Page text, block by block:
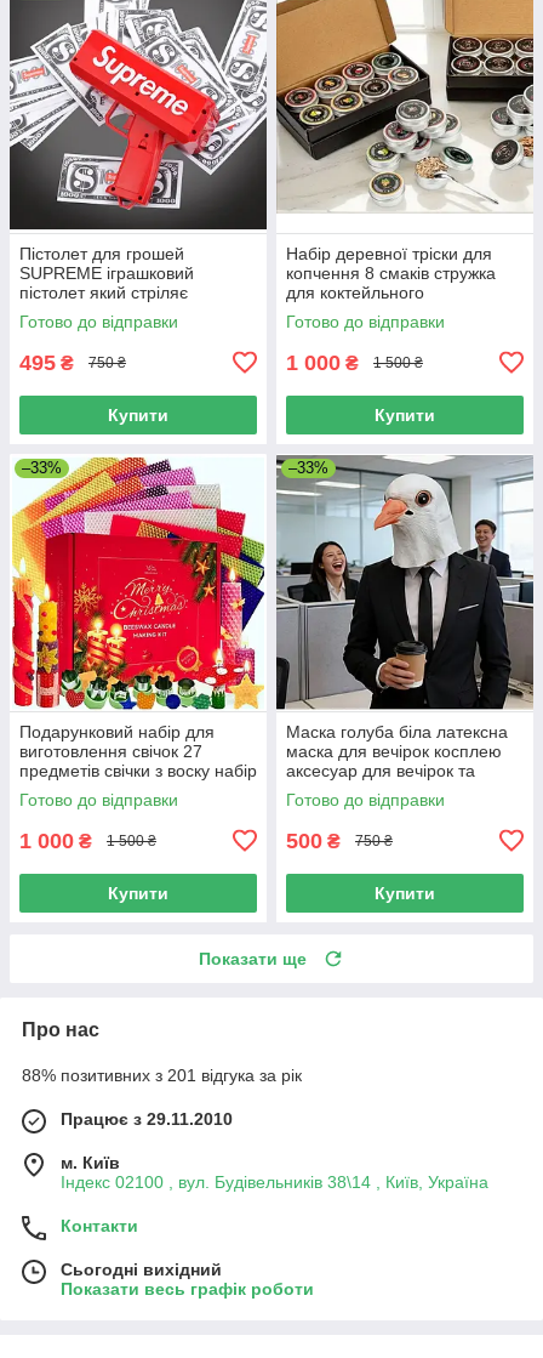
Пістолет для грошей
SUPREME іграшковий
пістолет який стріляє
грошима Money Gun
червоний
Готово до відправки
495 ₴ 750 ₴
Купити
Набір деревної тріски для
копчення 8 смаків стружка
для коктейльного
коптильного апарату щепа
для смокера
Готово до відправки
1 000 ₴ 1 500 ₴
Купити
–33%
Подарунковий набір для
виготовлення свічок 27
предметів свічки з воску набір
зроби сам свічки з
бджолиного воску
Готово до відправки
1 000 ₴ 1 500 ₴
Купити
–33%
Маска голуба біла латексна
маска для вечірок косплею
аксесуар для вечірок та
карнавалів
Готово до відправки
500 ₴ 750 ₴
Купити
Показати ще
Про нас
88% позитивних з 201 відгука за рік
Працює з 29.11.2010
м. Київ
Індекс 02100 , вул. Будівельників 38\14 , Київ, Україна
Контакти
Сьогодні вихідний
Показати весь графік роботи